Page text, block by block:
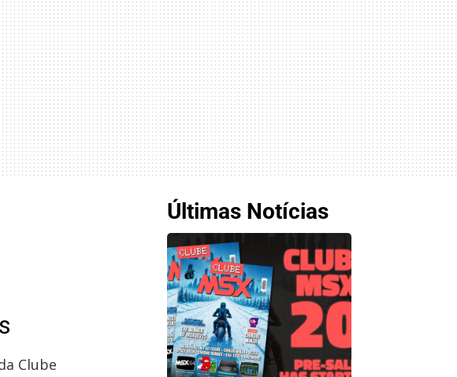
Clube
Últimas Notícias